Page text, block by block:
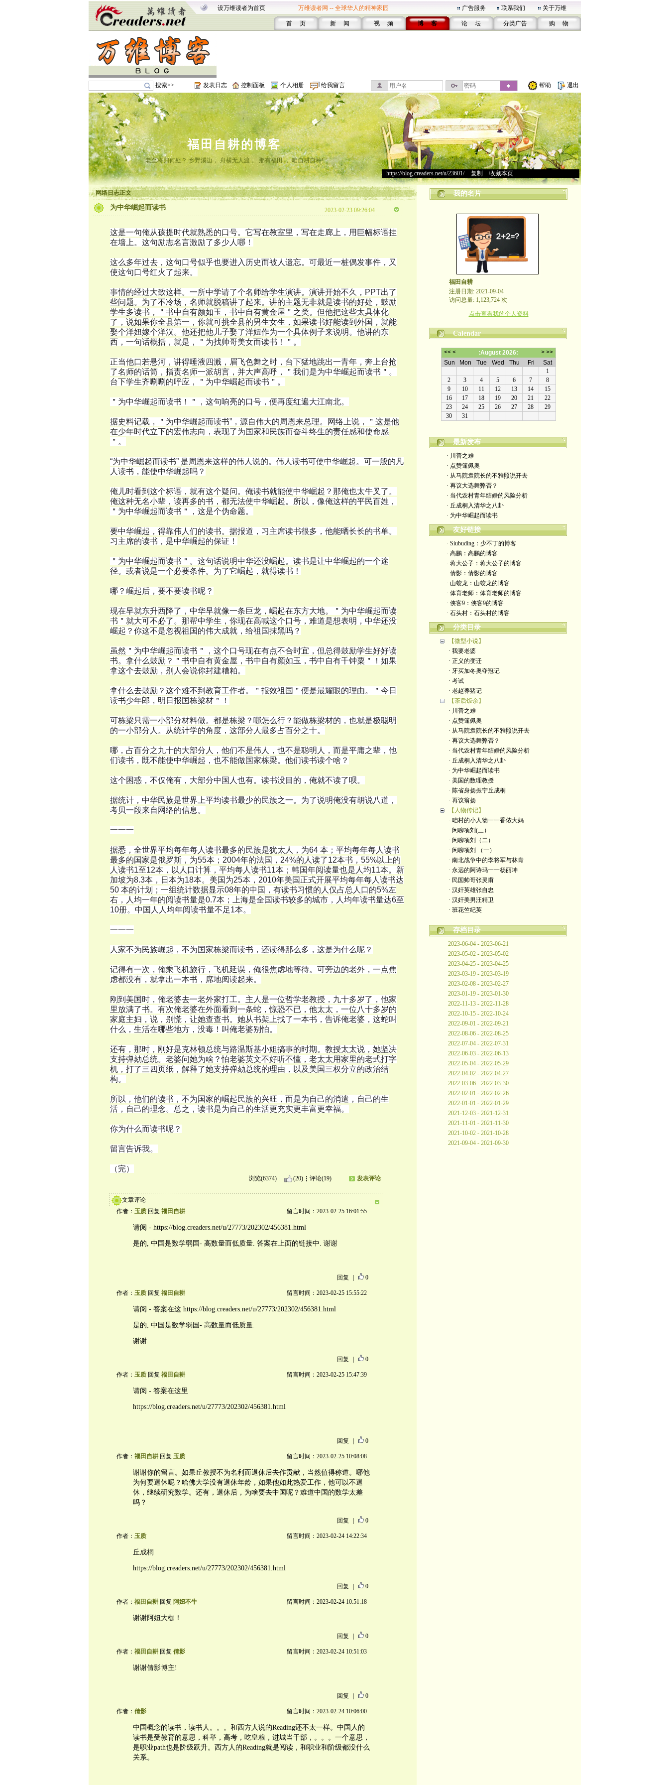
设万维读者为首页 万维读者网 -- 全球华人的精神家园 广告服务 联系我们 关于万维
首 页 新 闻 视 频 博 客 论 坛 分类广告 购 物
搜索>> 发表日志 控制面板 个人相册 给我留言 帮助 退出
福田自耕的博客
老至将归何处？ 乡野溪边， 舟横无人渡 。 那有福田 ， 咱自耕自种!
https://blog.creaders.net/u/23601/> 复制 收藏本页
网络日志正文
为中华崛起而读书 2023-02-23 09:26:04
这是一句俺从孩提时代就熟悉的口号。它写在教室里，写在走廊上，用巨幅标语挂
在墙上。这句励志名言激励了多少人哪！
这么多年过去，这句口号似乎也要进入历史而被人遗忘。可最近一桩偶发事件，又
使这句口号红火了起来。
事情的经过大致这样。一所中学请了个名师给学生演讲。演讲开始不久，PPT出了
些问题。为了不冷场，名师就脱稿讲了起来。讲的主题无非就是读书的好处，鼓励
学生多读书，＂书中自有颜如玉，书中自有黄金屋＂之类。但他把这些太具体化
了，说如果你全县第一，你就可挑全县的男生女生，如果读书好能读到外国，就能
娶个洋妞嫁个洋汉。他还把他儿子娶了洋妞作为一个具体例子来说明。他讲的东
西，一句话概括，就是，＂为找帅哥美女而读书！＂。
正当他口若悬河，讲得唾液四溅，眉飞色舞之时，台下猛地跳出一青年，奔上台抢
了名师的话筒，指责名师一派胡言，并大声高呼，＂我们是为中华崛起而读书＂。
台下学生齐唰唰的呼应，＂为中华崛起而读书＂。
＂为中华崛起而读书！＂，这句响亮的口号，便再度红遍大江南北。
据史料记载，＂为中华崛起而读书”，源自伟大的周恩来总理。网络上说，＂这是他
在少年时代立下的宏伟志向，表现了为国家和民族而奋斗终生的责任感和使命感
＂。
“为中华崛起而读书” 是周恩来这样的伟人说的。伟人读书可使中华崛起。可一般的凡
人读书，能使中华崛起吗？
俺儿时看到这个标语，就有这个疑问。俺读书就能使中华崛起？那俺也太牛叉了。
俺这种无名小辈，读再多的书，都无法使中华崛起。所以，像俺这样的平民百姓，
＂为中华崛起而读书＂，这是个伪命题。
要中华崛起，得靠伟人们的读书。据报道，习主席读书很多，他能晒长长的书单。
习主席的读书，是中华崛起的保证！
＂为中华崛起而读书＂。这句话说明中华还没崛起。读书是让中华崛起的一个途
径。或者说是一个必要条件。为了它崛起，就得读书！
哪？崛起后，要不要读书呢？
现在早就东升西降了，中华早就像一条巨龙，崛起在东方大地。＂为中华崛起而读
书＂就大可不必了。那帮中学生，你现在高喊这个口号，难道是想表明，中华还没
崛起？你这不是忽视祖国的伟大成就，给祖国抹黑吗？
虽然＂为中华崛起而读书＂，这个口号现在有点不合时宜，但总得鼓励学生好好读
书。拿什么鼓励？＂书中自有黄金屋，书中自有颜如玉，书中自有千钟粟＂！如果
拿这个去鼓励，别人会说你封建糟粕。
拿什么去鼓励？这个难不到教育工作者。＂报效祖国＂便是最耀眼的理由。＂今日
读书少年郎，明日报国栋梁材＂！
可栋梁只需一小部分材料做。都是栋梁？哪怎么行？能做栋梁材的，也就是极聪明
的一小部分人。从统计学的角度，这部分人最多占百分之十。
哪，占百分之九十的大部分人，他们不是伟人，也不是聪明人，而是平庸之辈，他
们读书，既不能使中华崛起，也不能做国家栋梁。他们读书读个啥？
这个困惑，不仅俺有，大部分中国人也有。读书没目的，俺就不读了呗。
据统计，中华民族是世界上平均读书最少的民族之一。为了说明俺没有胡说八道，
考贝一段来自网络的信息。
一一一
据悉，全世界平均每年每人读书最多的民族是犹太人，为64 本；平均每年每人读书
最多的国家是俄罗斯，为55本；2004年的法国，24%的人读了12本书，55%以上的
人读书1至12本，以人口计算，平均每人读书11本；韩国年阅读量也是人均11本。新
加坡为8.3本，日本为18本。美国为25本，2010年美国正式开展平均每年每人读书达
50 本的计划；一组统计数据显示08年的中国，有读书习惯的人仅占总人口的5%左
右，人均一年的阅读书量是0.7本；上海是全国读书较多的城市，人均年读书量达6至
10册。中国人人均年阅读书量不足1本。
一一一
人家不为民族崛起，不为国家栋梁而读书，还读得那么多，这是为什么呢？
记得有一次，俺乘飞机旅行，飞机延误，俺很焦虑地等待。可旁边的老外，一点焦
虑都没有，就拿出一本书，席地阅读起来。
刚到美国时，俺老婆去一老外家打工。主人是一位哲学老教授，九十多岁了，他家
里放满了书。有次俺老婆在外面看到一条蛇，惊恐不已，他太太，一位八十多岁的
家庭主妇，说，别慌，让她查查书。她从书架上找了一本书，告诉俺老婆，这蛇叫
什么，生活在哪些地方，没毒！叫俺老婆别怕。
还有，那时，刚好是克林顿总统与路温斯基小姐搞事的时期。教授太太说，她坚决
支持弹劾总统。老婆问她为啥？怕老婆英文不好听不懂，老太太用家里的老式打字
机，打了三四页纸，解释了她支持弹劾总统的理由，以及美国三权分立的政治结
构。
所以，他们的读书，不为国家的崛起民族的兴旺，而是为自己的消遣，自己的生
活，自己的理念。总之，读书是为自己的生活更充实更丰富更幸福。
你为什么而读书呢？
留言告诉我。
（完）
浏览(6374) (20) 评论(19) 发表评论
文章评论
作者： 玉质回复 福田自耕 留言时间：2023-02-25 16:01:55
请阅 - https://blog.creaders.net/u/27773/202302/456381.html
是的, 中国是数学弱国- 高数量而低质量. 答案在上面的链接中. 谢谢
回复 0
作者： 玉质回复 福田自耕 留言时间：2023-02-25 15:55:22
请阅 - 答案在这 https://blog.creaders.net/u/27773/202302/456381.html
是的, 中国是数学弱国- 高数量而低质量.
谢谢.
回复 0
作者： 玉质回复 福田自耕 留言时间：2023-02-25 15:47:39
请阅 - 答案在这里
https://blog.creaders.net/u/27773/202302/456381.html
回复 0
作者： 福田自耕回复 玉质 留言时间：2023-02-25 10:08:08
谢谢你的留言。如果丘教授不为名利而退休后去作贡献，当然值得称道。哪他
为何要退休呢？哈佛大学没有退休年龄，如果他如此热爱工作，他可以不退
休，继续研究数学。还有，退休后，为啥要去中国呢？难道中国的数学太差
吗？
回复 0
作者： 玉质 留言时间：2023-02-24 14:22:34
丘成桐
https://blog.creaders.net/u/27773/202302/456381.html
回复 0
作者： 福田自耕回复 阿妞不牛 留言时间：2023-02-24 10:51:18
谢谢阿妞大枷！
回复 0
作者： 福田自耕回复 倩影 留言时间：2023-02-24 10:51:03
谢谢倩影博主!
回复 0
作者： 倩影 留言时间：2023-02-24 10:06:00
中国概念的读书，读书人。。。和西方人说的Reading还不太一样。中国人的
读书是受教育的意思，科举，高考，吃皇粮，进城当干部，。。。一个意思，
是职业path也是阶级跃升。西方人的Reading就是阅读，和职业和阶级都没什么
关系。
我的名片
福田自耕
注册日期: 2021-09-04
访问总量: 1,123,724 次
点击查看我的个人资料
Calendar
最新发布
· 川普之难
· 点赞篷佩奥
· 从马院袁院长的不雅照说开去
· 再议大选舞弊否？
· 当代农村青年结婚的风险分析
· 丘成桐入清华之八卦
· 为中华崛起而读书
友好链接
· Siubuding：少不丁的博客
· 高鹏：高鹏的博客
· 蒋大公子：蒋大公子的博客
· 倩影：倩影的博客
· 山蛟龙：山蛟龙的博客
· 体育老师：体育老师的博客
· 侠客9：侠客9的博客
· 石头村：石头村的博客
分类目录
【微型小说】
· 我要老婆
· 正义的变迁
· 牙买加冬奥夺冠记
· 考试
· 老赵养猪记
【茶后饭余】
· 川普之难
· 点赞篷佩奥
· 从马院袁院长的不雅照说开去
· 再议大选舞弊否？
· 当代农村青年结婚的风险分析
· 丘成桐入清华之八卦
· 为中华崛起而读书
· 美国的数理教授
· 陈省身扬振宁丘成桐
· 再议翁扬
【人物传记】
· 咱村的小人物一一香侬大妈
· 闲聊项刘(三）
· 闲聊项刘（二）
· 闲聊项刘 （一）
· 南北战争中的李将军与林肯
· 永远的阿诗玛一一杨丽坤
· 民国帅哥张灵甫
· 汉奸英雄张自忠
· 汉奸美男汪精卫
· 班花竺纪英
存档目录
2023-06-04 - 2023-06-21
2023-05-02 - 2023-05-02
2023-04-25 - 2023-04-25
2023-03-19 - 2023-03-19
2023-02-08 - 2023-02-27
2023-01-19 - 2023-01-30
2022-11-13 - 2022-11-28
2022-10-15 - 2022-10-24
2022-09-01 - 2022-09-21
2022-08-06 - 2022-08-25
2022-07-04 - 2022-07-31
2022-06-03 - 2022-06-13
2022-05-04 - 2022-05-29
2022-04-02 - 2022-04-27
2022-03-06 - 2022-03-30
2022-02-01 - 2022-02-26
2022-01-01 - 2022-01-29
2021-12-03 - 2021-12-31
2021-11-01 - 2021-11-30
2021-10-02 - 2021-10-28
2021-09-04 - 2021-09-30